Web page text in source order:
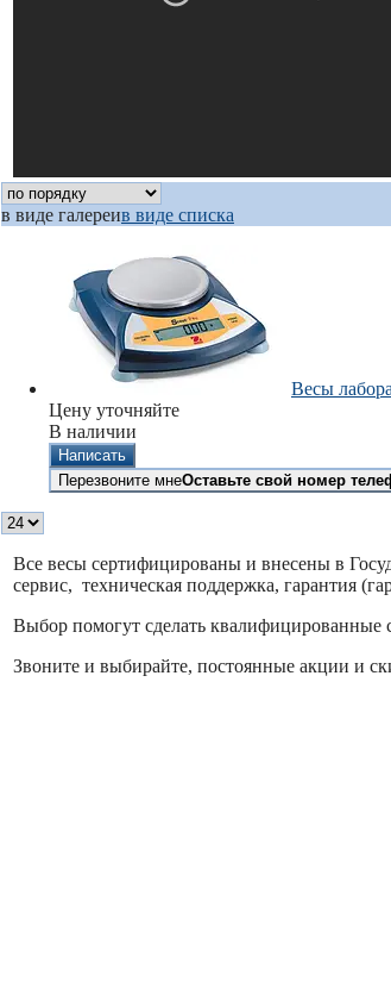
в виде галереив виде списка
Весы
Цену уточняйте
В наличии
Написать
Перезвоните мнеОставьте свой номер
Все весы сертифицированы и внесены в
сервис, техническая поддержка, гарантия
Выбор помогут сделать квалифицированные
Звоните и выбирайте, постоянные акции и